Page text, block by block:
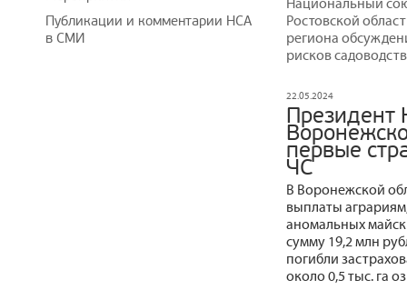
Ростовской
региона
рисков
22.05.2024
Президент
первые
ЧС
В Воронежской
выплаты
аномальных
сумму 19,2 млн
погибли
около 0,5 тыс. га
Публикации и комментарии НСА
в СМИ